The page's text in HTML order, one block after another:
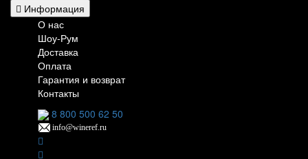
Информация
О нас
Шоу-Рум
Доставка
Оплата
Гарантия и возврат
Контакты
8 800 500 62 50
info@wineref.ru